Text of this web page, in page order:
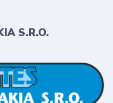
S.R.O.